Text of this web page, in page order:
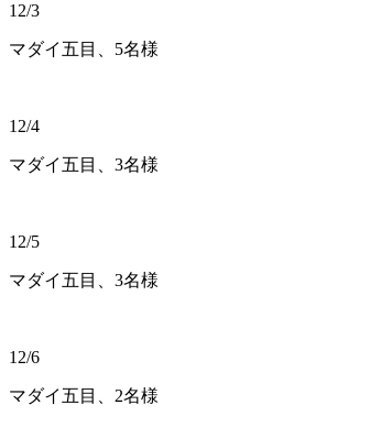
12/3
マダイ五目、5名様
12/4
マダイ五目、3名様
12/5
マダイ五目、3名様
12/6
マダイ五目、2名様